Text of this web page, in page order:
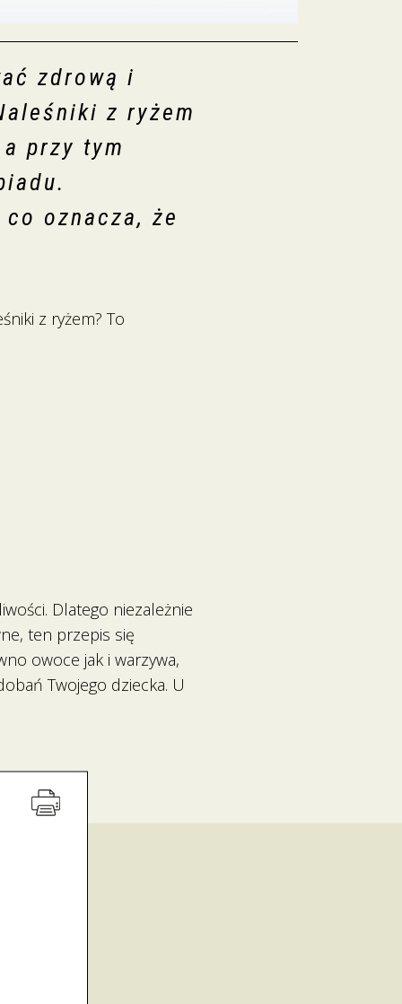
zdrową i
z ryżem
przy tym
oznacza, że
z ryżem? To
Dlatego niezależnie
ten przepis się
owoce jak i warzywa,
Twojego dziecka. U